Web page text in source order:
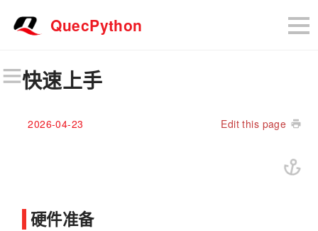
QuecPython
快速上手
2026-04-23 Edit this page
硬件准备